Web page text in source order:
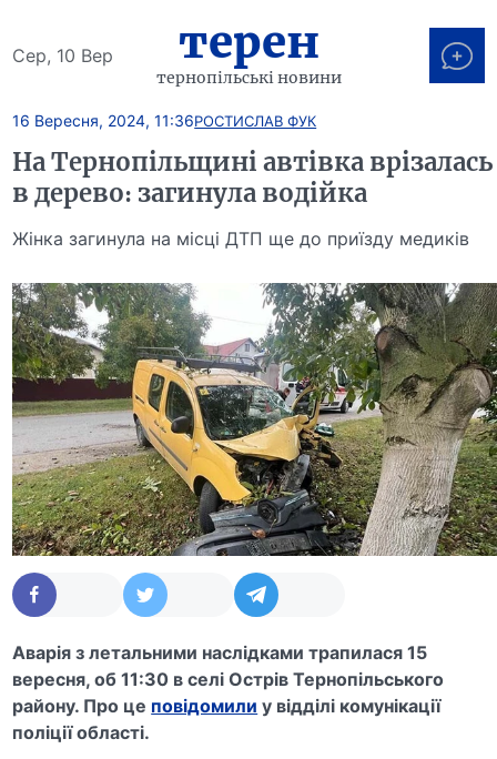
Сер, 10 Вер терен
тернопільські новини
16 Вересня, 2024, 11:36РОСТИСЛАВ ФУК
На Тернопільщині автівка врізалась
в дерево: загинула водійка
Жінка загинула на місці ДТП ще до приїзду медиків
Аварія з летальними наслідками трапилася 15
вересня, об 11:30 в селі Острів Тернопільського
району. Про це повідомили у відділі комунікації
поліції області.